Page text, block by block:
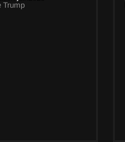
Trump